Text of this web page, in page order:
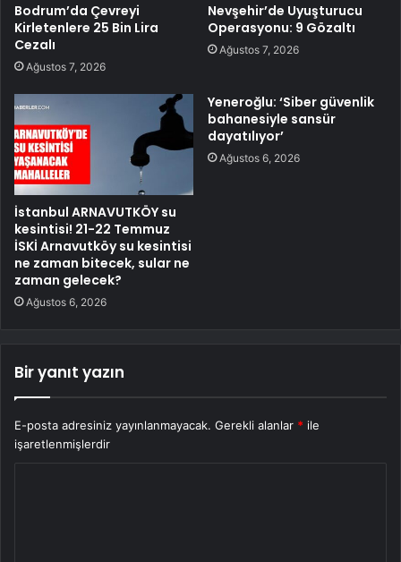
Bodrum’da Çevreyi
Kirletenlere 25 Bin Lira
Cezalı
Ağustos 7, 2026
Nevşehir’de Uyuşturucu
Operasyonu: 9 Gözaltı
Ağustos 7, 2026
İstanbul ARNAVUTKÖY su
kesintisi! 21-22 Temmuz
İSKİ Arnavutköy su kesintisi
ne zaman bitecek, sular ne
zaman gelecek?
Ağustos 6, 2026
Yeneroğlu: ‘Siber güvenlik
bahanesiyle sansür
dayatılıyor’
Ağustos 6, 2026
Bir yanıt yazın
E-posta adresiniz yayınlanmayacak. Gerekli alanlar * ile
işaretlenmişlerdir